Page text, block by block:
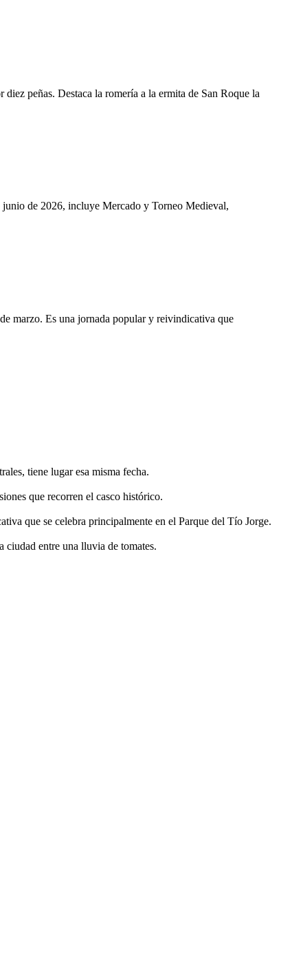
peñas. Destaca la romería a la ermita de San Roque la
de 2026, incluye Mercado y Torneo Medieval,
marzo. Es una jornada popular y reivindicativa que
tiene lugar esa misma fecha.
que recorren el casco histórico.
que se celebra principalmente en el Parque del Tío Jorge.
ciudad entre una lluvia de tomates.